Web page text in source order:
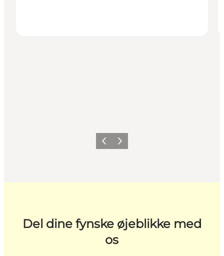
ForrigeNæste
Del dine fynske øjeblikke med
os